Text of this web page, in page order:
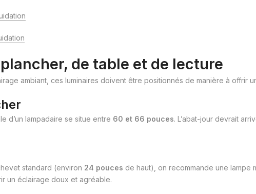
de table et de lecture
ambiant, ces luminaires doivent être positionnés de manière à offrir
d’un lampadaire se situe entre 60 et 66 pouces. L’abat-jour devrait
standard (environ 24 pouces de haut), on recommande une lampe
un éclairage doux et agréable.